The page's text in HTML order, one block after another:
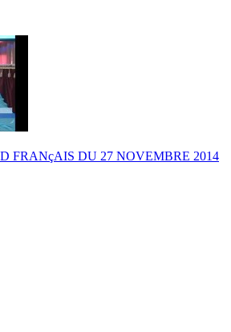
FRANçAIS DU 27 NOVEMBRE 2014